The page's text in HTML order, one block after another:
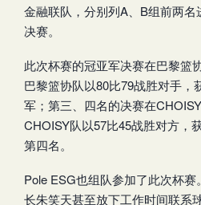
金融联队，分别列A、B组前两
决赛。
此次杯赛的冠亚军决赛在巴黎篮
巴黎篮协队以80比79战胜对手，
军；第三、四名的决赛在
CHOISY队以57比45战胜对方，
第四名。
Pole ESG也组队参加了此次杯
长朱笑天甚至放下工作时间联系